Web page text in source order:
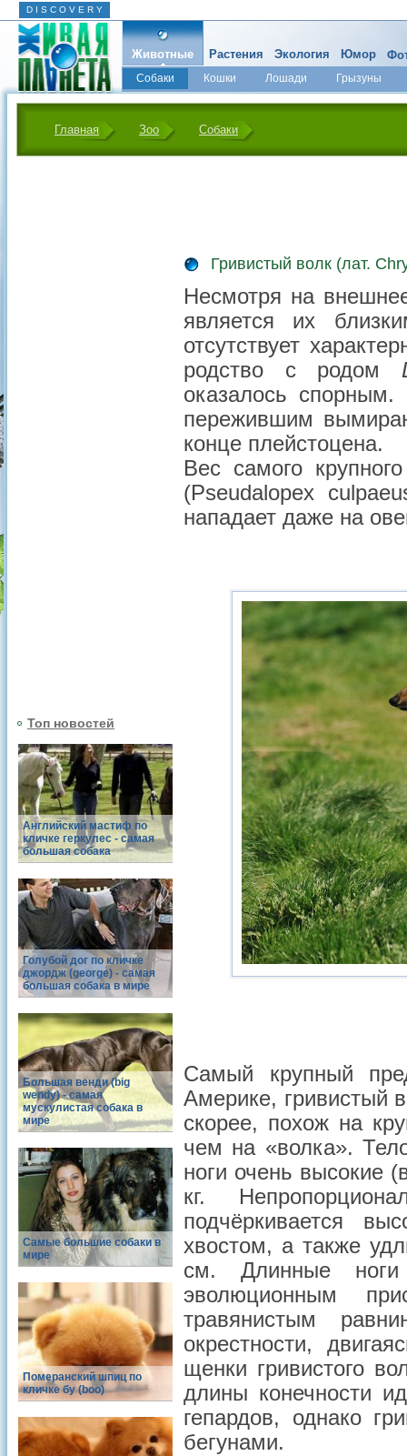
D I S C O V E R Y
Животные
Собаки Кошки Лошади
Грызуны
Микромир
Растения Экология Юмор
Главная Зоо Собаки
Топ новостей
Английский мастиф по
кличке геркулес - самая
большая собака
Голубой дог по кличке
джордж (george) - самая
большая собака в мире
Большая венди (big
wendy) - самая
мускулистая собака в
мире
Самые большие собаки в
мире
Померанский шпиц по
кличке бу (boo)
Гривистый волк (лат.
Несмотря на
является их
отсутствует
родство с родом
оказалось
пережившим
конце плейстоцена.
Вес самого
(Рseudalopex
нападает даже на
Самый крупный
Америке, гривистый
скорее, похож на
чем на «волка».
ноги очень высокие
кг.
подчёркивается
хвостом, а также
см. Длинные ноги
эволюционным
травянистым
окрестности,
щенки гривистого
длины конечности
гепардов, однако
бегунами.